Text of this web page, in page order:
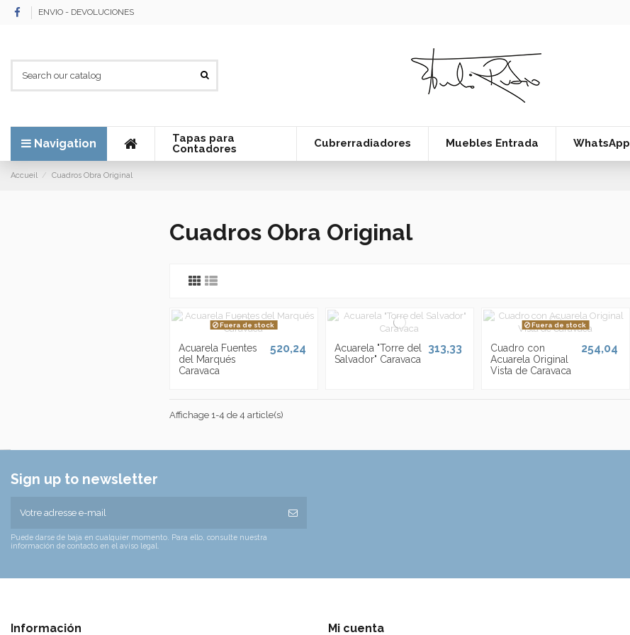
ENVIO - DEVOLUCIONES
Navigation
Tapas para
Contadores
Cubrerradiadores Muebles Entrada WhatsApp
Accueil Cuadros Obra Original
Cuadros Obra Original
Fuera de stock
Acuarela Fuentes
del Marqués
Caravaca
520,24
Acuarela "Torre del
Salvador" Caravaca
313,33
Fuera de stock
Cuadro con
Acuarela Original
Vista de Caravaca
254,04
Affichage 1-4 de 4 article(s)
Sign up to newsletter
Puede darse de baja en cualquier momento. Para ello, consulte nuestra
información de contacto en el aviso legal.
Información Mi cuenta